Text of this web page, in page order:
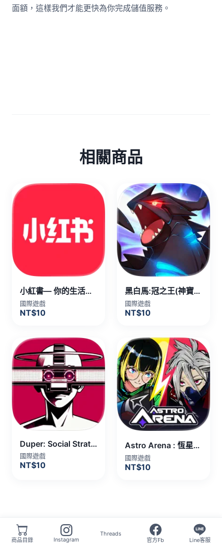
面額，這樣我們才能更快為你完成儲值服務。
相關商品
小紅書— 你的生活興趣社區 代儲值
國際遊戲
NT$10
黑白馬:冠之王(神寶) 代儲值
國際遊戲
NT$10
Duper: Social Strategy Game
國際遊戲
NT$10
Astro Arena : 恆星激鬥PvP 代儲值
國際遊戲
NT$10
商品目錄 Instagram
Threads
官方Fb
Line客服